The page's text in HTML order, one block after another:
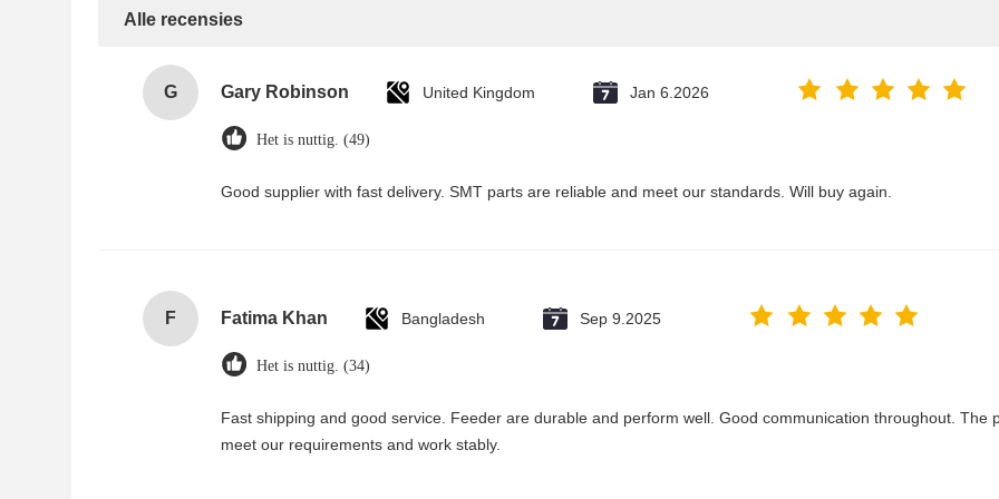
Alle recensies
G Gary Robinson United Kingdom Jan 6.2026
Het is nuttig. (49)
Good supplier with fast delivery. SMT parts are reliable and meet our standards. Will buy again.
F Fatima Khan Bangladesh Sep 9.2025
Het is nuttig. (34)
Fast shipping and good service. Feeder are durable and perform well. Good communication throughout. The
meet our requirements and work stably.